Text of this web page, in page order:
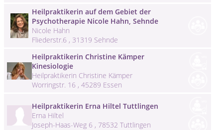
Heilpraktikerin auf dem Gebiet der
Psychotherapie Nicole Hahn, Sehnde
Nicole Hahn
Fliederstr.6 , 31319 Sehnde
Heilpraktikerin Christine Kämper
Kinesiologie
Heilpraktikerin Christine Kämper
Worringstr. 16 , 45289 Essen
Heilpraktikerin Erna Hiltel Tuttlingen
Erna Hiltel
Joseph-Haas-Weg 6 , 78532 Tuttlingen